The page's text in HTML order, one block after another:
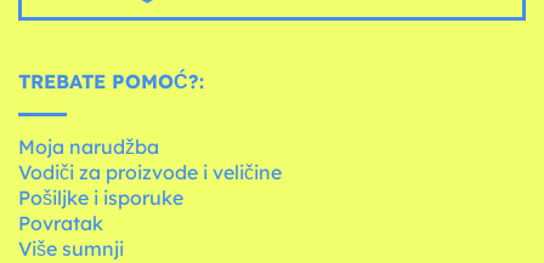
TREBATE POMOĆ?:
Moja narudžba
Vodiči za proizvode i veličine
Pošiljke i isporuke
Povratak
Više sumnji